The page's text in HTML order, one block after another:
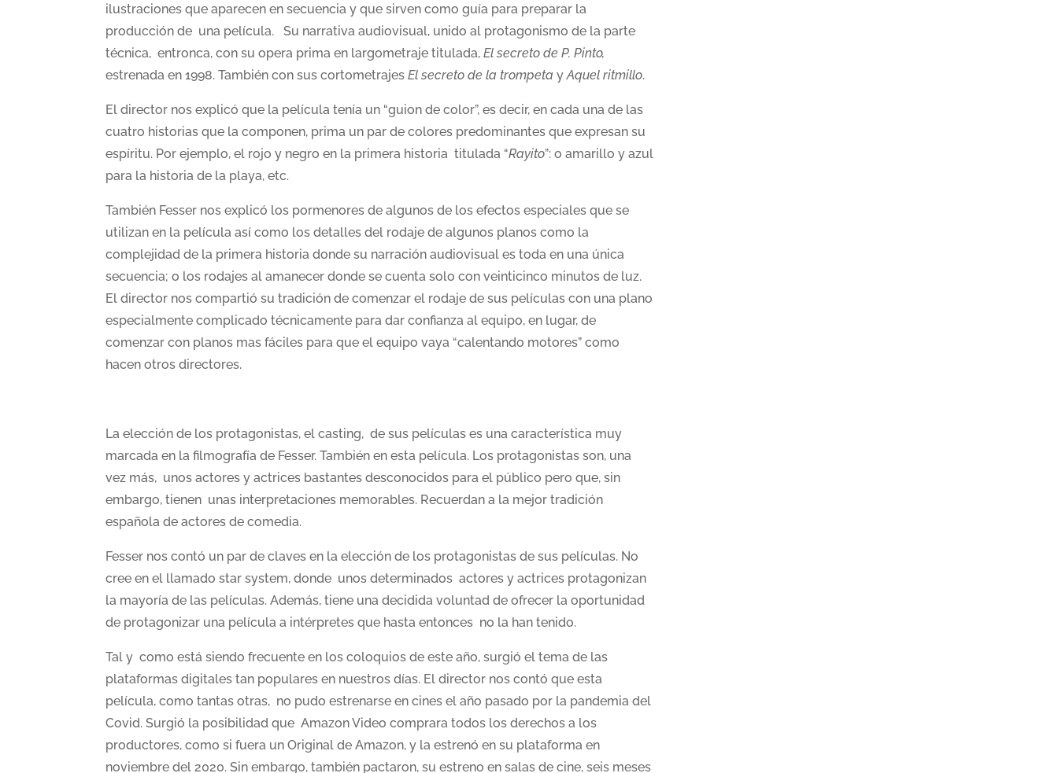
ilustraciones que aparecen en secuencia y que sirven como guía para preparar la
producción de una película. Su narrativa audiovisual, unido al protagonismo de la parte
técnica, entronca, con su opera prima en largometraje titulada,El secreto de P. Pinto,
estrenada en 1998. También con sus cortometrajesEl secreto de la trompeta yAquel ritmillo.
El director nos explicó que la película tenía un “guion de color”, es decir, en cada una de las
cuatro historias que la componen, prima un par de colores predominantes que expresan su
espíritu. Por ejemplo, el rojo y negro en la primera historia titulada “Rayito”: o amarillo y azul
para la historia de la playa, etc.
También Fesser nos explicó los pormenores de algunos de los efectos especiales que se
utilizan en la película así como los detalles del rodaje de algunos planos como la
complejidad de la primera historia donde su narración audiovisual es toda en una única
secuencia; o los rodajes al amanecer donde se cuenta solo con veinticinco minutos de luz.
El director nos compartió su tradición de comenzar el rodaje de sus películas con una plano
especialmente complicado técnicamente para dar confianza al equipo, en lugar, de
comenzar con planos mas fáciles para que el equipo vaya “calentando motores” como
hacen otros directores.
La elección de los protagonistas, el casting, de sus películas es una característica muy
marcada en la filmografía de Fesser. También en esta película. Los protagonistas son, una
vez más, unos actores y actrices bastantes desconocidos para el público pero que, sin
embargo, tienen unas interpretaciones memorables. Recuerdan a la mejor tradición
española de actores de comedia.
Fesser nos contó un par de claves en la elección de los protagonistas de sus películas. No
cree en el llamado star system, donde unos determinados actores y actrices protagonizan
la mayoría de las películas. Además, tiene una decidida voluntad de ofrecer la oportunidad
de protagonizar una película a intérpretes que hasta entonces no la han tenido.
Tal y como está siendo frecuente en los coloquios de este año, surgió el tema de las
plataformas digitales tan populares en nuestros días. El director nos contó que esta
película, como tantas otras, no pudo estrenarse en cines el año pasado por la pandemia del
Covid. Surgió la posibilidad que Amazon Video comprara todos los derechos a los
productores, como si fuera un Original de Amazon, y la estrenó en su plataforma en
noviembre del 2020. Sin embargo, también pactaron, su estreno en salas de cine, seis meses